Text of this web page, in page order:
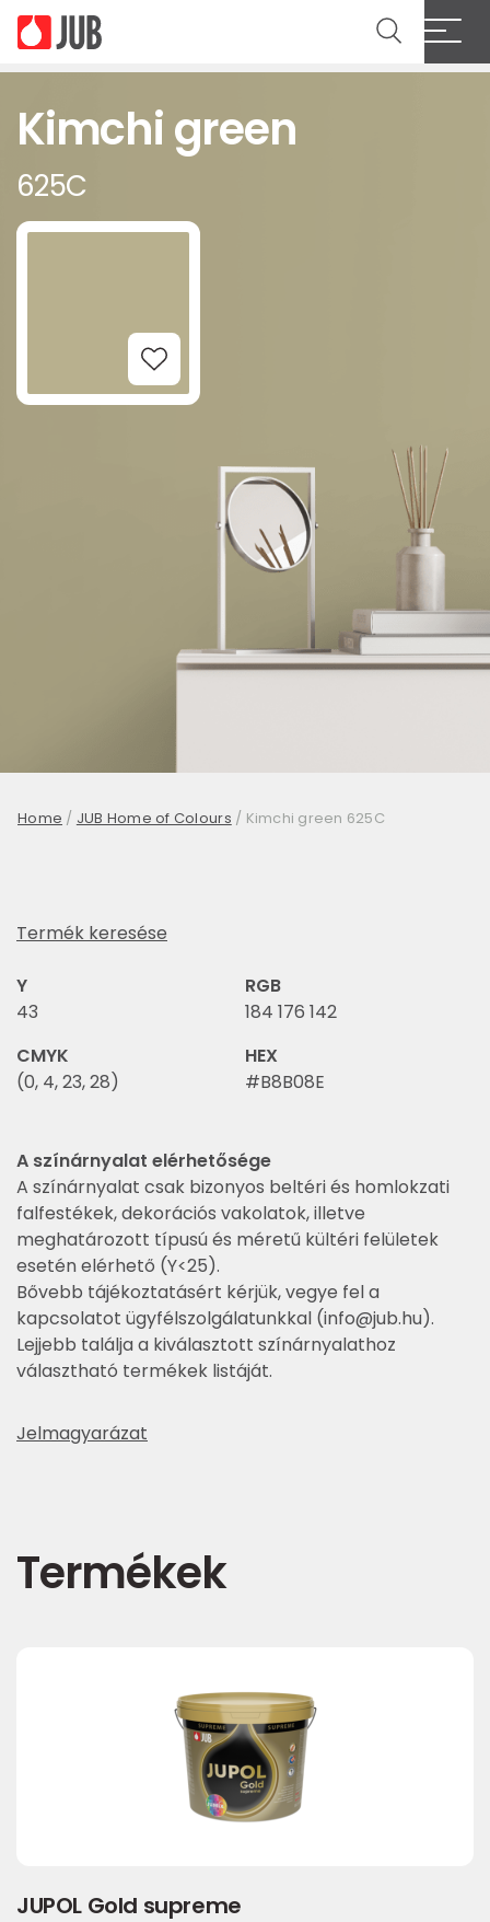
Kimchi green
625C
Add to Wishlist
Home / JUB Home of Colours / Kimchi green 625C
Termék keresése
Y
43
RGB
184 176 142
CMYK
(0, 4, 23, 28)
HEX
#B8B08E
A színárnyalat elérhetősége
A színárnyalat csak bizonyos beltéri és homlokzati
falfestékek, dekorációs vakolatok, illetve
meghatározott típusú és méretű kültéri felületek
esetén elérhető (Y<25).
Bővebb tájékoztatásért kérjük, vegye fel a
kapcsolatot ügyfélszolgálatunkkal (info@jub.hu).
Lejjebb találja a kiválasztott színárnyalathoz
választható termékek listáját.
Jelmagyarázat
Termékek
JUPOL Gold supreme